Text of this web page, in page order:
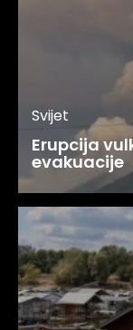
Svijet
Erupcija
evakuacije